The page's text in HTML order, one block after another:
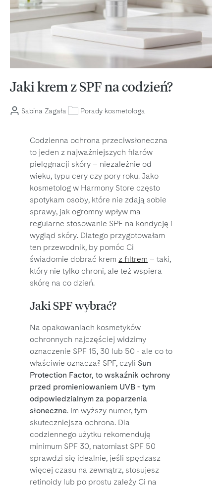
Jaki krem z SPF na codzień?
Sabina Zagała Porady kosmetologa
Codzienna ochrona przeciwsłoneczna
to jeden z najważniejszych filarów
pielęgnacji skóry – niezależnie od
wieku, typu cery czy pory roku. Jako
kosmetolog w Harmony Store często
spotykam osoby, które nie zdają sobie
sprawy, jak ogromny wpływ ma
regularne stosowanie SPF na kondycję i
wygląd skóry. Dlatego przygotowałam
ten przewodnik, by pomóc Ci
świadomie dobrać krem z filtrem – taki,
który nie tylko chroni, ale też wspiera
skórę na co dzień.
Jaki SPF wybrać?
Na opakowaniach kosmetyków
ochronnych najczęściej widzimy
oznaczenie SPF 15, 30 lub 50 - ale co to
właściwie oznacza? SPF, czyli Sun
Protection Factor, to wskaźnik ochrony
przed promieniowaniem UVB - tym
odpowiedzialnym za poparzenia
słoneczne. Im wyższy numer, tym
skuteczniejsza ochrona. Dla
codziennego użytku rekomenduję
minimum SPF 30, natomiast SPF 50
sprawdzi się idealnie, jeśli spędzasz
więcej czasu na zewnątrz, stosujesz
retinoidy lub po prostu zależy Ci na